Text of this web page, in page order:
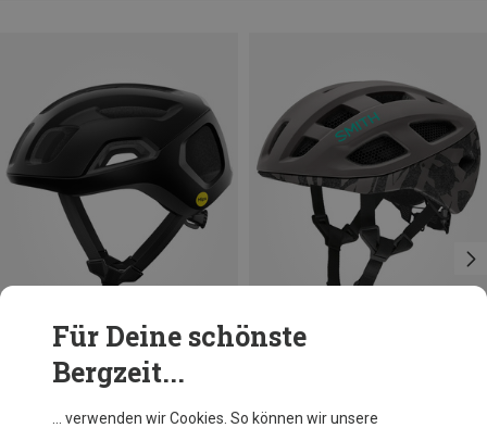
Du sparst 10%
Für Deine schönste
Bergzeit...
… verwenden wir Cookies. So können wir unsere